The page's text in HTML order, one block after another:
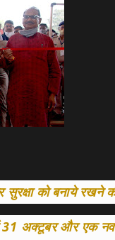
को बनाये रखने
31 अक्टूबर और एक